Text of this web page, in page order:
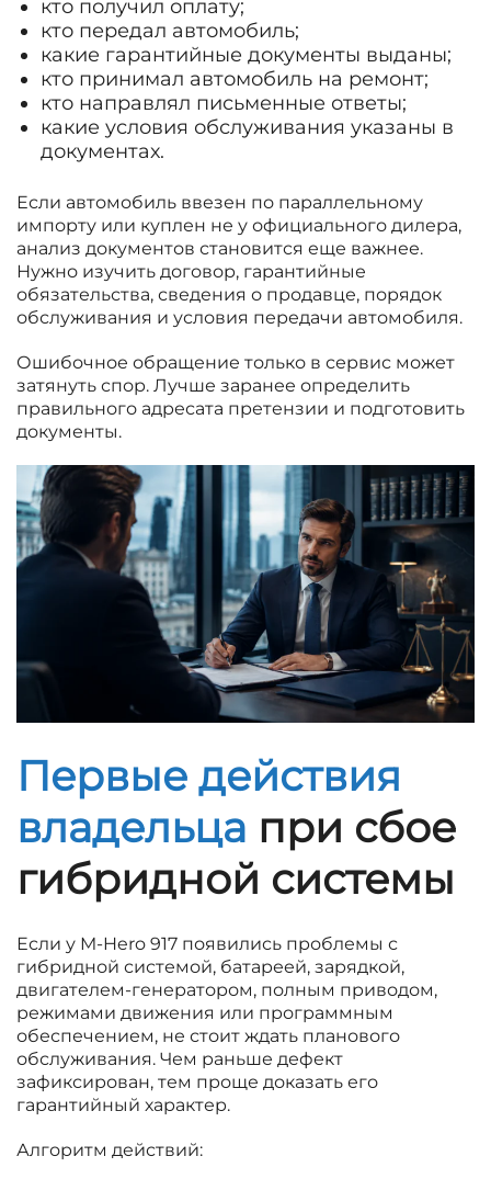
кто получил оплату;
кто передал автомобиль;
какие гарантийные документы выданы;
кто принимал автомобиль на ремонт;
кто направлял письменные ответы;
какие условия обслуживания указаны в
документах.
Если автомобиль ввезен по параллельному
импорту или куплен не у официального дилера,
анализ документов становится еще важнее.
Нужно изучить договор, гарантийные
обязательства, сведения о продавце, порядок
обслуживания и условия передачи автомобиля.
Ошибочное обращение только в сервис может
затянуть спор. Лучше заранее определить
правильного адресата претензии и подготовить
документы.
Первые действия
владельца при сбое
гибридной системы
Если у M-Hero 917 появились проблемы с
гибридной системой, батареей, зарядкой,
двигателем-генератором, полным приводом,
режимами движения или программным
обеспечением, не стоит ждать планового
обслуживания. Чем раньше дефект
зафиксирован, тем проще доказать его
гарантийный характер.
Алгоритм действий: